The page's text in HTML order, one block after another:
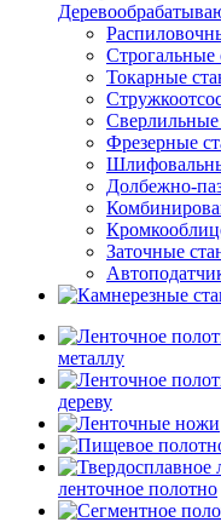
Строгальные
Токарные
Сверлильные
Фрезерные
Долбежно-
Заточные
металлу
дереву
ленточное полотно